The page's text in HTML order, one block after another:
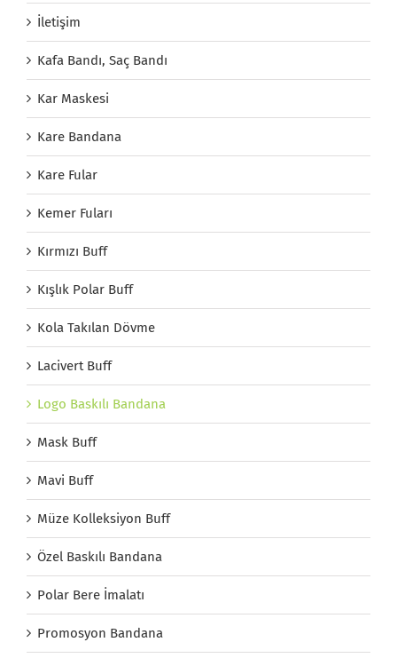
İletişim
Kafa Bandı, Saç Bandı
Kar Maskesi
Kare Bandana
Kare Fular
Kemer Fuları
Kırmızı Buff
Kışlık Polar Buff
Kola Takılan Dövme
Lacivert Buff
Logo Baskılı Bandana
Mask Buff
Mavi Buff
Müze Kolleksiyon Buff
Özel Baskılı Bandana
Polar Bere İmalatı
Promosyon Bandana